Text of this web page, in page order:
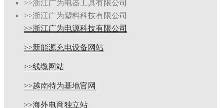
>>浙江广为电器工具有限公司
>>浙江广为塑料科技有限公司
>>浙江广为电源科技有限公司
>>新能源充电设备网站
>>线缆网站
>>越南特为基地官网
>>海外电商独立站